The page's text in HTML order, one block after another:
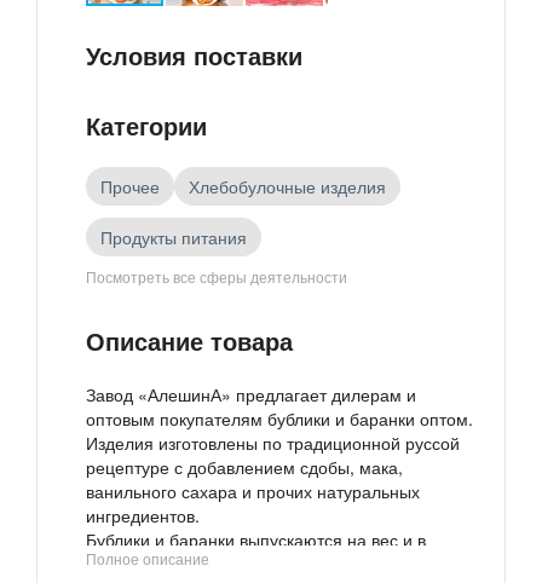
Условия поставки
Категории
Прочее Хлебобулочные изделия
Продукты питания
Товары российских производителей
Посмотреть все сферы деятельности
Описание товара
Завод «АлешинА» предлагает дилерам и
оптовым покупателям бублики и баранки оптом.
Изделия изготовлены по традиционной руссой
рецептуре с добавлением сдобы, мака,
ванильного сахара и прочих натуральных
ингредиентов.
Бублики и баранки выпускаются на вес и в
полиэтиленовой яркой упаковке массой 300-380
Полное описание